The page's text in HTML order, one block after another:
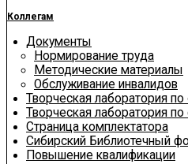
Коллегам
Документы
Нормирование труда
Методические материалы
Обслуживание инвалидов
Творческая лаборатория
Творческая лаборатория
Страница комплектатора
Сибирский Библиотечный
Повышение квалификации